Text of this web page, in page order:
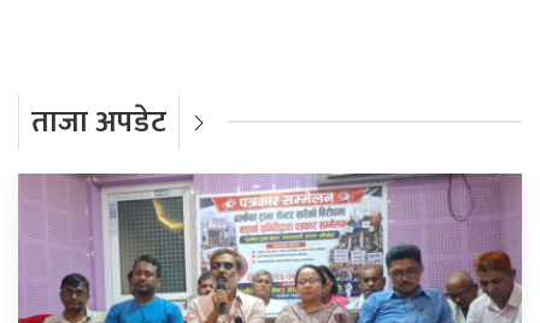
ताजा अपडेट